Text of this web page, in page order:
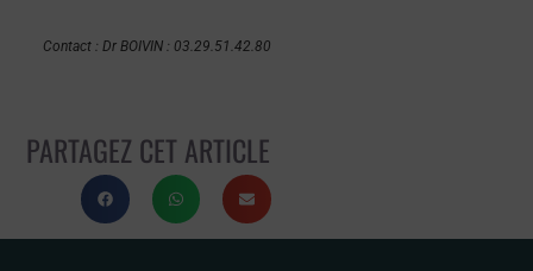
Contact : Dr BOIVIN : 03.29.51.42.80
PARTAGEZ CET ARTICLE